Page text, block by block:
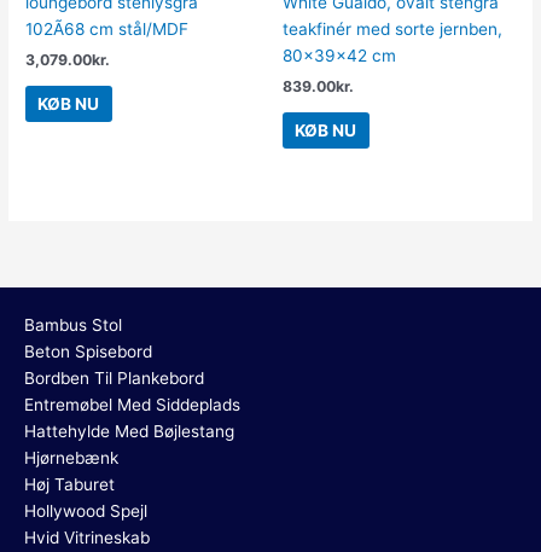
102Ã68 cm stål/MDF
3,079.00kr.
KØB NU
teakfinér med sorte jernben,
80x39x42 cm
839.00kr.
KØB NU
Bambus Stol
Beton Spisebord
Bordben Til Plankebord
Entremøbel Med Siddeplads
Hattehylde Med Bøjlestang
Hjørnebænk
Høj Taburet
Hollywood Spejl
Hvid Vitrineskab